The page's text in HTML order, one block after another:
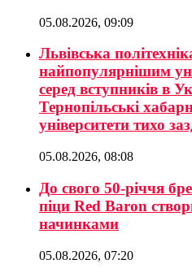
05.08.2026, 09:09
Львівська
найпопулярнішим
серед вступників в
Тернопільські
університети тихо
05.08.2026, 08:08
До свого 50-річчя
піци Red Baron
начинками
05.08.2026, 07:20